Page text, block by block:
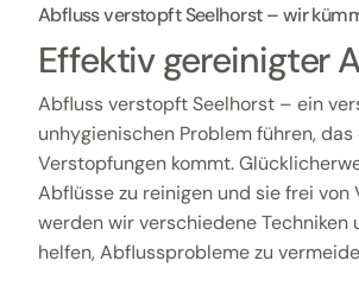
Abfluss verstopft Seelhorst – wir
Effektiv gereinigter
Abfluss verstopft Seelhorst – ein
unhygienischen Problem führen,
Verstopfungen kommt.
Abflüsse zu reinigen und sie frei
werden wir verschiedene
helfen, Abflussprobleme zu